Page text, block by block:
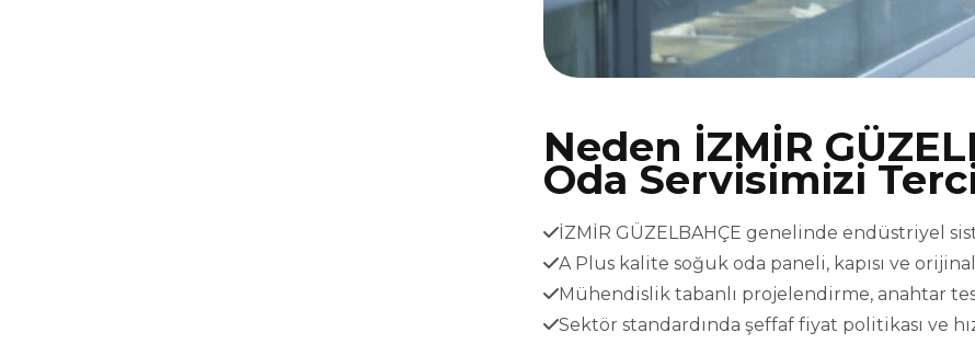
Neden İZMİR
Oda Servisimizi
İZMİR GÜZELBAHÇE genelinde endüstriyel
A Plus kalite soğuk oda paneli, kapısı ve
Mühendislik tabanlı projelendirme, anahtar
Sektör standardında şeffaf fiyat politikası ve